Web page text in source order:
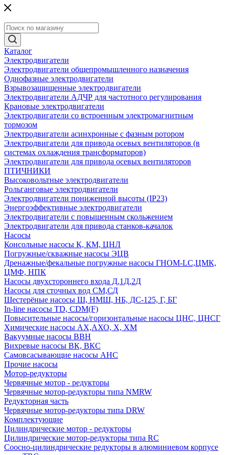
Каталог
Электродвигатели
Электродвигатели общепромышленного назначения
Однофазные электродвигатели
Взрывозащищенные электродвигатели
Электродвигатели АДЧР для частотного регулирования
Крановые электродвигатели
Электродвигатели со встроенным электромагнитным
тормозом
Электродвигатели асинхронные с фазным ротором
Электродвигатели для привода осевых вентиляторов (в
системах охлаждения трансформаторов)
Электродвигатели для привода осевых вентиляторов
ПТИЧНИКИ
Высоковольтные электродвигатели
Рольганговые электродвигатели
Электродвигатели пониженной высоты (IP23)
Энергоэффективные электродвигатели
Электродвигатели с повышенным скольжением
Электродвигатели для привода станков-качалок
Насосы
Консольные насосы К, КМ, ЦНЛ
Погружные/скважные насосы ЭЦВ
Дренажные/фекальные погружные насосы ГНОМ-LC,ЦМК,
ЦМФ, НПК
Насосы двухстороннего входа Д,1Д,2Д
Насосы для сточных вод СМ,СД
Шестерёные насосы Ш, НМШ, НБ, ДС-125, Г, БГ
In-line насосы TD, CDM(F)
Повысительные насосы/горизонтальные насосы ЦНС, ЦНСГ
Химические насосы АХ,АХО, Х, ХМ
Вакуумные насосы ВВН
Вихревые насосы ВК, ВКС
Самовсасывающие насосы АНС
Прочие насосы
Мотор-редукторы
Червячные мотор - редукторы
Червячные мотор-редукторы типа NMRW
Редукторная часть
Червячные мотор-редукторы типа DRW
Комплектующие
Цилиндрические мотор - редукторы
Цилиндрические мотор-редукторы типа RC
Соосно-цилиндрические редукторы в алюминиевом корпусе